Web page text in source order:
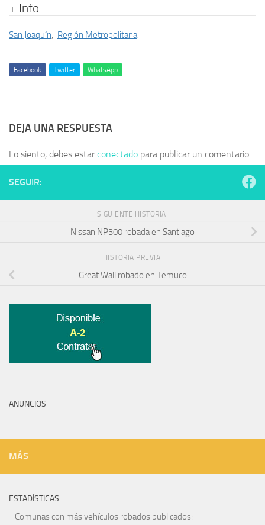
+ Info
San Joaquín, Región Metropolitana
Facebook Twitter WhatsApp
DEJA UNA RESPUESTA
Lo siento, debes estarconectado para publicar un comentario.
SEGUIR:
SIGUIENTE HISTORIA
Nissan NP300 robada en Santiago
HISTORIA PREVIA
Great Wall robado en Temuco
ANUNCIOS
MÁS
ESTADÍSTICAS
- Comunas con más vehículos robados publicados: